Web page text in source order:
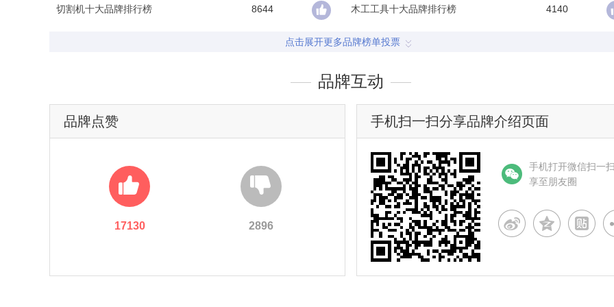
切割机十大品牌排行榜 8644 木工工具十大品牌排行榜 4140
点击展开更多品牌榜单投票
品牌互动
品牌点赞
17130 2896
手机扫一扫分享品牌介绍页面
手机打开微信扫一
享至朋友圈